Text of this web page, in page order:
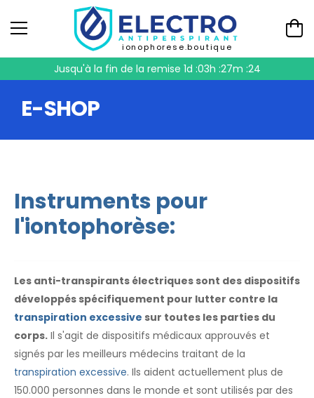
ionophorese.boutique
Jusqu'à la fin de la remise1d :03h :27m :23
E-SHOP
Instruments pour
l'iontophorèse:
Les anti-transpirants électriques sont des dispositifs
développés spécifiquement pour lutter contre la
transpiration excessive sur toutes les parties du
corps. Il s'agit de dispositifs médicaux approuvés et
signés par les meilleurs médecins traitant de la
transpiration excessive. Ils aident actuellement plus de
150.000 personnes dans le monde et sont utilisés par des